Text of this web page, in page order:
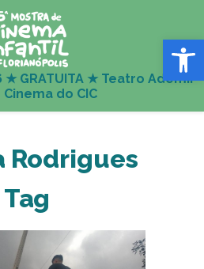
Abrir
Rodrigues
Tag